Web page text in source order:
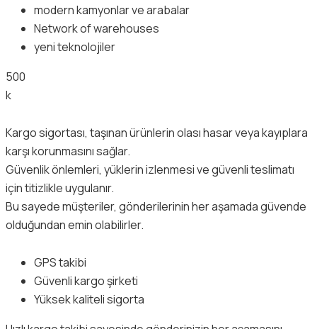
modern kamyonlar ve arabalar
Network of warehouses
yeni teknolojiler
500
k
Kargo sigortası, taşınan ürünlerin olası hasar veya kayıplara
karşı korunmasını sağlar.
Güvenlik önlemleri, yüklerin izlenmesi ve güvenli teslimatı
için titizlikle uygulanır.
Bu sayede müşteriler, gönderilerinin her aşamada güvende
olduğundan emin olabilirler.
GPS takibi
Güvenli kargo şirketi
Yüksek kaliteli sigorta